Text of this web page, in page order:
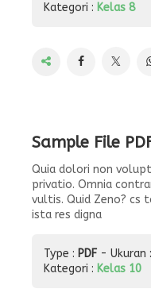
Kategori : Kelas 8
Sample File
Quia dolori non
privatio. Omnia
vultis. Quid Zeno? cs
ista res digna
Type : PDF - Ukuran
Kategori : Kelas 10